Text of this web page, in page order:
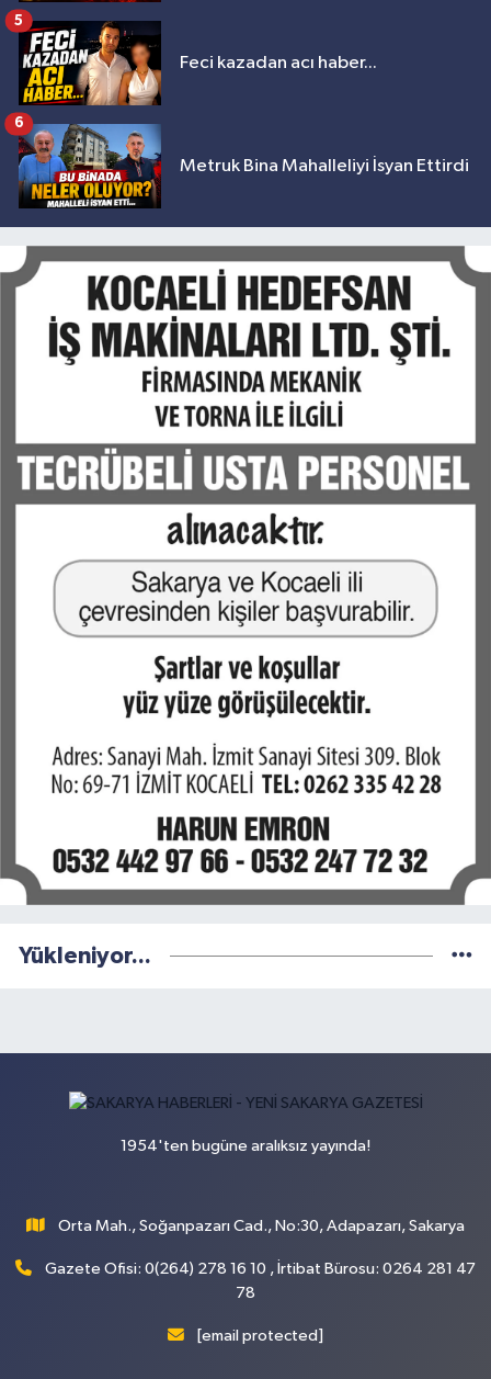
Feci kazadan acı haber...
5
Metruk Bina Mahalleliyi İsyan Ettirdi
6
Yükleniyor...
1954'ten bugüne aralıksız yayında!
Orta Mah., Soğanpazarı Cad., No:30, Adapazarı, Sakarya
Gazete Ofisi: 0(264) 278 16 10 , İrtibat Bürosu: 0264 281 47
78
[email protected]